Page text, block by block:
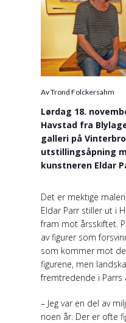
Av Trond Folckersahm
Lørdag 18.
Havstad fra
galleri på
utstillingsåpning
kunstneren Eldar
Det er mektige
Eldar Parr stiller ut i
fram mot årsskiftet.
av figurer som
som kommer mot
figurene, men
fremtredende i Parrs
– Jeg var en del av
noen år. Der er ofte